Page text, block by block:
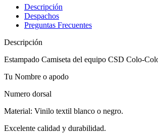
Descripción
Despachos
Preguntas Frecuentes
Descripción
Estampado Camiseta del equipo CSD Colo-
Tu Nombre o apodo
Numero dorsal
Material: Vinilo textil blanco o negro.
Excelente calidad y durabilidad.